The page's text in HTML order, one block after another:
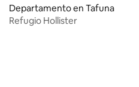
promedio: 4.63 de 5; 32
Departamento en Tafuna
Refugio Hollister